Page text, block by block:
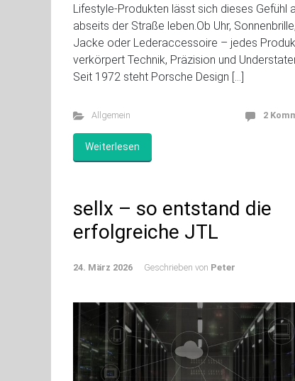
Lifestyle-Produkten lässt sich dieses Gefühl
abseits der Straße leben.Ob Uhr, Sonnenbrille,
Jacke oder Lederaccessoire – jedes
verkörpert Technik, Präzision und
Seit 1972 steht Porsche Design […]
Allgemein 2
Weiterlesen
sellx – so entstand die
erfolgreiche JTL
24. März 2026 Geschrieben von Peter